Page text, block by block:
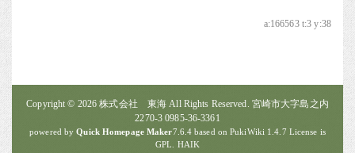
a:166563 t:3 y:38
Copyright © 2026株式会社 東海 All Rights Reserved. 宮崎市大字島之内
2270-3 0985-36-3361
powered byQuick Homepage Maker7.6.4 based on PukiWiki 1.4.7 License is
GPL. HAIK